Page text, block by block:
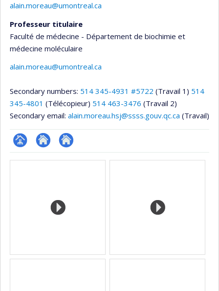
alain.moreau@umontreal.ca
Professeur titulaire
Faculté de médecine - Département de biochimie et
médecine moléculaire
alain.moreau@umontreal.ca
Secondary numbers: 514 345-4931 #5722 (Travail 1) 514
345-4801 (Télécopieur) 514 463-3476 (Travail 2)
Secondary email: alain.moreau.hsj@ssss.gouv.qc.ca (Travail)
Page Site
recherche
Autre
Media